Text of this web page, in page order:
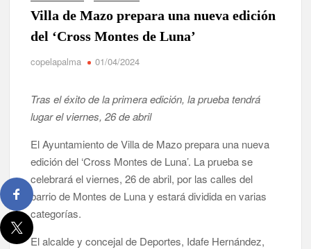
España y traer el cinturón a Canarias”
José Carlos Martín: “La Palma tendrá antes de 2030 un torneo
dinamizador de Los Llanos de Aridane
que Tazacorte “avanza y cumple objetivos”
La Palma impulsa la inserción laboral de mujeres víctimas de
violencia de género con el apoyo empresarial
El Día de la Cometa reúne a cientos de familias en Santa Cruz
de La Palma y refuerza el comercio local en su sexta edición
Villa de Mazo prepara una nueva edición
del ‘Cross Montes de Luna’
copelapalma 01/04/2024
Tras el éxito de la primera edición, la prueba tendrá
lugar el viernes, 26 de abril
El Ayuntamiento de Villa de Mazo prepara una nueva
edición del ‘Cross Montes de Luna’. La prueba se
celebrará el viernes, 26 de abril, por las calles del
barrio de Montes de Luna y estará dividida en varias
categorías.
El alcalde y concejal de Deportes, Idafe Hernández,